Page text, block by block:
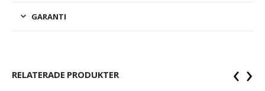
GARANTI
RELATERADE PRODUKTER ‹ ›